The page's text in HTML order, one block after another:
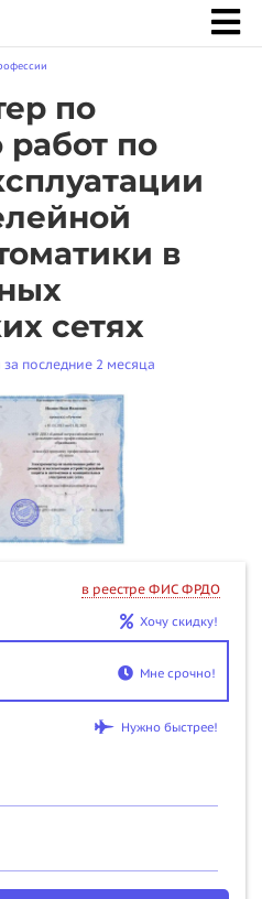
по
по
в
сетях
последние 2 месяца
в реестре ФИС ФРДО
Хочу скидку!
Мне срочно!
Нужно быстрее!